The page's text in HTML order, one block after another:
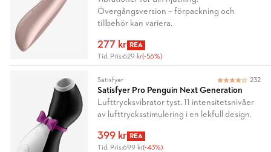
Övergångsversion – förpackning och
tillbehör kan variera.
277 kr REA
Tid. Pris:629 kr(-56%)
232
Satisfyer
Satisfyer Pro Penguin Next Generation
Lufttrycksvibrator tyst. 11 intensitetsnivåer
av lufttrycksstimulering i en lekfull design.
399 kr REA
Tid. Pris:699 kr(-43%)